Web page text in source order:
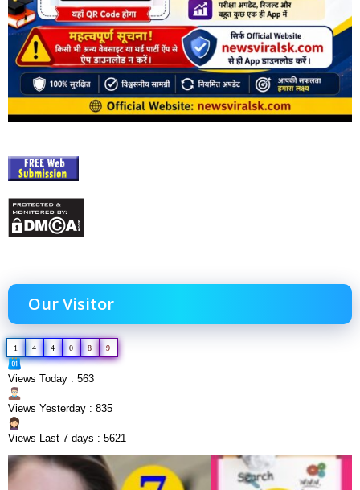
Our Visitor
1 4 4 0 8 9
Views Today : 563
Views Yesterday : 835
Views Last 7 days : 5621